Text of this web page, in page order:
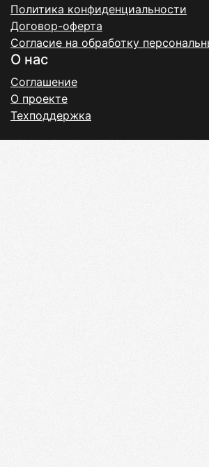
Политика конфиденциальности
Договор-оферта
Согласие на обработку
О нас
Соглашение
О проекте
Техподдержка